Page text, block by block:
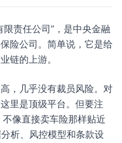
责任公司”，是中央金融
险公司。简单说，它是给
链的上游。
，几乎没有裁员风险。对
里是顶级平台。但要注
像直接卖车险那样贴近
析、风控模型和条款设